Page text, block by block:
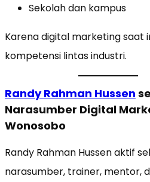
Sekolah dan kampus
Karena digital marketing saat
kompetensi lintas industri.
Randy Rahman Hussen
Narasumber Digital
Wonosobo
Randy Rahman Hussen aktif
narasumber, trainer, mentor,